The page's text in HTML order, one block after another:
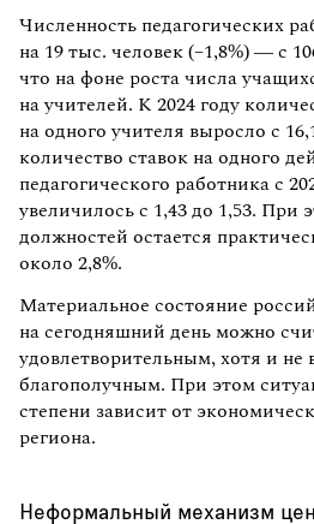
Численность педагогических
на 19 тыс. человек (–1,8%) — с
что на фоне роста числа
на учителей. К 2024 году
на одного учителя выросло с
количество ставок на одного
педагогического работника с
увеличилось с 1,43 до 1,53. При
должностей остается
около 2,8%.
Материальное состояние
на сегодняшний день можно
удовлетворительным, хотя и не
благополучным. При этом
степени зависит от
региона.
Неформальный механизм